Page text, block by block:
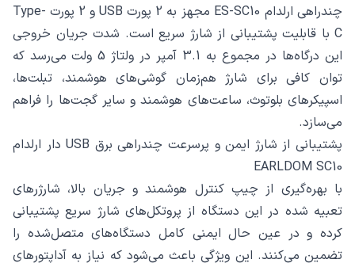
چندراهی ارلدام ES-SC10 مجهز به 2 پورت USB و 2 پورت Type-
C با قابلیت پشتیبانی از شارژ سریع است. شدت جریان خروجی
این درگاه‌ها در مجموع به 3.1 آمپر در ولتاژ 5 ولت می‌رسد که
توان کافی برای شارژ هم‌زمان گوشی‌های هوشمند، تبلت‌ها،
اسپیکرهای بلوتوث، ساعت‌های هوشمند و سایر گجت‌ها را فراهم
می‌سازد.
پشتیبانی از شارژ ایمن و پرسرعت چندراهی برق USB دار ارلدام
EARLDOM SC10
با بهره‌گیری از چیپ کنترل هوشمند و جریان بالا، شارژرهای
تعبیه شده در این دستگاه از پروتکل‌های شارژ سریع پشتیبانی
کرده و در عین حال ایمنی کامل دستگاه‌های متصل‌شده را
تضمین می‌کنند. این ویژگی باعث می‌شود که نیاز به آداپتورهای